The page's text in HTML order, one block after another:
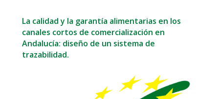
La calidad y la garantía alimentarias en los
canales cortos de comercialización en
Andalucía: diseño de un sistema de
trazabilidad.